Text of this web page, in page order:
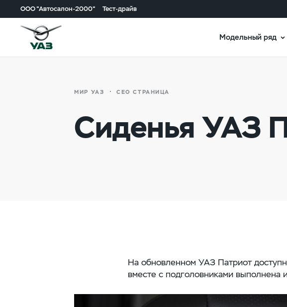
ООО "Автосалон-2000" Тест-драйв
Модельный ряд
МИР УАЗ СЕО СТРАНИЦА
Сиденья УАЗ
На обновленном УАЗ Патриот
вместе с подголовниками выполнена